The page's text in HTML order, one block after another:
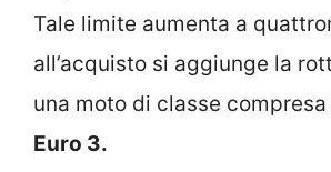
Tale limite aumenta a
all’acquisto si aggiunge la
una moto di classe compresa
Euro 3.